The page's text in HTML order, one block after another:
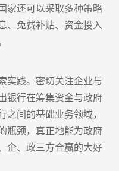
家还可以采取多种策略
、免费补贴、资金投入
实践。密切关注企业与
银行在筹集资金与政府
间的基础业务领域，
瓶颈，真正地能为政府
企、政三方合赢的大好